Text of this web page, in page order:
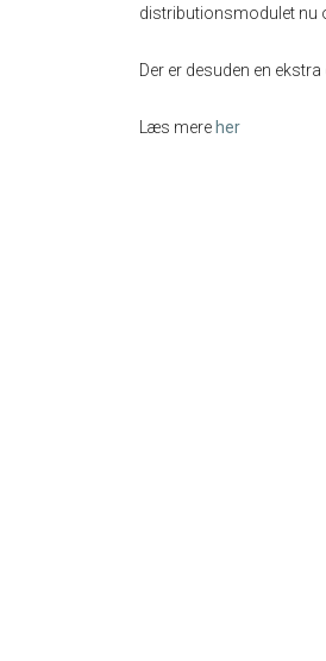
distributionsmodulet nu
Der er desuden en
Læs mere her